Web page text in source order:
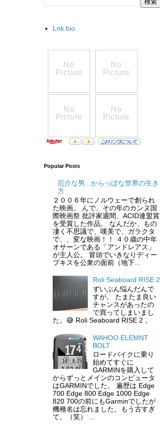
Lnk.bio
Popular Posts
厄介な男...からっぽな世界の生き
方
２００６年にノルウェーで創られ
た映画。 んで、その年のカンヌ国
際映画祭 批評家週間、ACID連盟賞
を受賞した作品。 なんだか、もの
凄く不思議で、嘆美で、ガラクタ
で、、変な映画！！ ４０歳の中年
オサーンである「アンドレアス」
が主人公。 冒頭でいきなりディー
プキスを公衆の面前（地下...
Roli Seaboard RISE 2
ずいぶん悩んだんで
すが。 たまたま良い
チャンスがあったの
で買ってしまいまし
た。😅 Roli Seaboard RISE 2 。
WAHOO ELEMNT
BOLT
ロードバイクに乗り
始めてすぐに
GARMINを購入して
からずっとメインのコンピュータ
はGARMINでした。 遍歴は Edge
700 Edge 800 Edge 1000 Edge
820 700の前にもGarminでしたが
機種名は忘れました、もう古すぎ
て。（笑） ...